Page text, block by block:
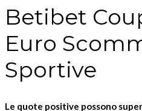
Betibet
Euro
Sportive
Le quote positive possono